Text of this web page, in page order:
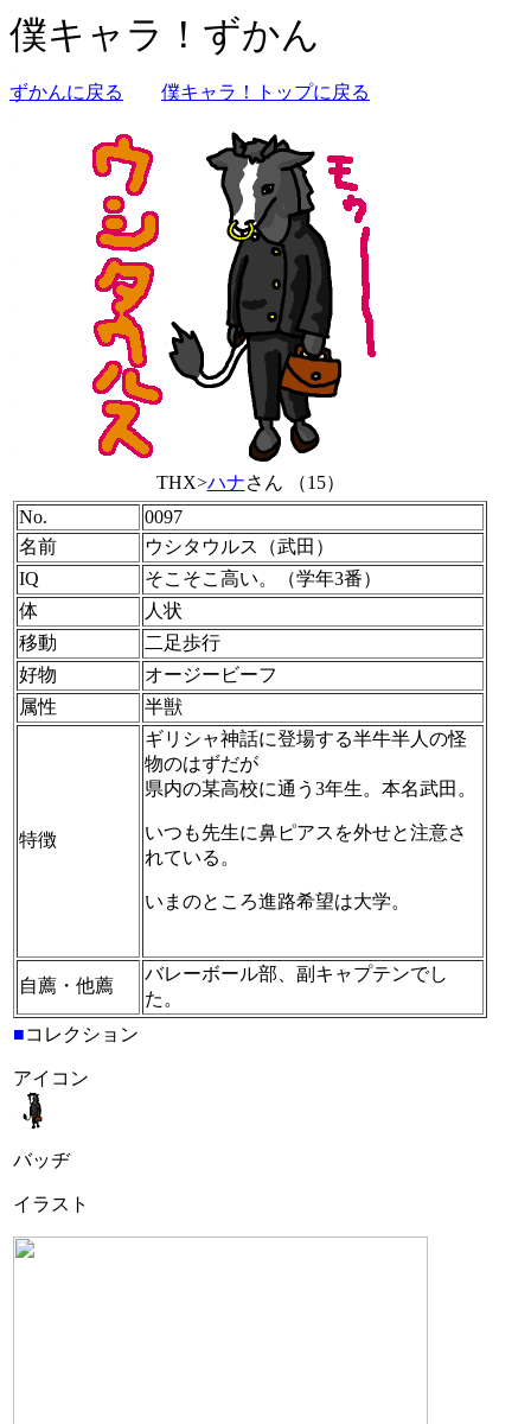
僕キャラ！ずかん
ずかんに戻る 僕キャラ！トップに戻る
THX>ハナさん （15）
No.
0097
名前
ウシタウルス（武田）
IQ
そこそこ高い。（学年3番）
体
人状
移動
二足歩行
好物
オージービーフ
属性
半獣
特徴
ギリシャ神話に登場する半牛半人の怪
物のはずだが
県内の某高校に通う3年生。本名武田。
いつも先生に鼻ピアスを外せと注意さ
れている。
いまのところ進路希望は大学。
自薦・他薦
バレーボール部、副キャプテンでし
た。
■コレクション
アイコン
バッヂ
イラスト